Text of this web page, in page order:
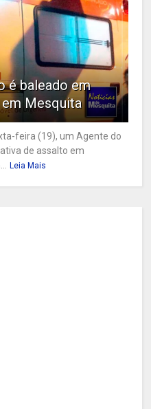
é baleado em
Mesquita
feira (19), um Agente do
de assalto em
Leia Mais